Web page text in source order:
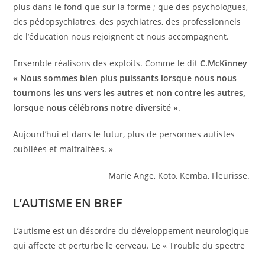
plus dans le fond que sur la forme ; que des psychologues,
des pédopsychiatres, des psychiatres, des professionnels
de l’éducation nous rejoignent et nous accompagnent.
Ensemble réalisons des exploits. Comme le ditC.McKinney
« Nous sommes bien plus puissants lorsque nous nous
tournons les uns vers les autres et non contre les autres,
lorsque nous célébrons notre diversité ».
Aujourd’hui et dans le futur, plus de personnes autistes
oubliées et maltraitées. »
Marie Ange, Koto, Kemba, Fleurisse.
L’AUTISME EN BREF
L’autisme est un désordre du développement neurologique
qui affecte et perturbe le cerveau. Le « Trouble du spectre